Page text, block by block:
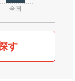
全国
す